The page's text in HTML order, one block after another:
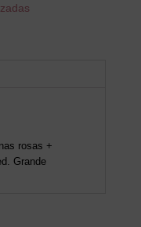
rosas +
Grande